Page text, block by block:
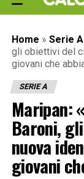
Home » Serie A
gli obiettivi del
giovani che
SERIE A
Maripan:
Baroni,
nuova
giovani